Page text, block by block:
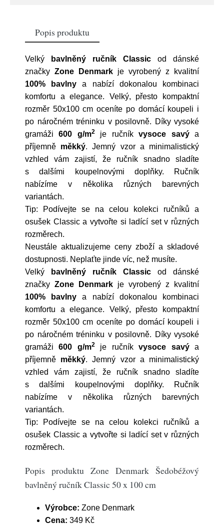
Popis produktu
Velký bavlněný ručník Classic od dánské
značky Zone Denmark je vyrobený z kvalitní
100% bavlny a nabízí dokonalou kombinaci
komfortu a elegance. Velký, přesto kompaktní
rozměr 50x100 cm oceníte po domácí koupeli i
po náročném tréninku v posilovně. Díky vysoké
gramáži600 g/m2je ručníkvysoce savýa
příjemně měkký. Jemný vzor a minimalistický
vzhled vám zajistí, že ručník snadno sladíte
s dalšími koupelnovými doplňky. Ručník
nabízíme v několika různých barevných
variantách.
Tip: Podívejte se na celou kolekci ručníků a
osušek Classic a vytvořte si ladící set v různých
rozměrech.
Neustále aktualizujeme ceny zboží a skladové
dostupnosti. Neplaťte jinde víc, než musíte.
Velký
bavlněný ručník Classic od dánské
značky Zone Denmark je vyrobený z kvalitní
100% bavlny a nabízí dokonalou kombinaci
komfortu a elegance. Velký, přesto kompaktní
rozměr 50x100 cm oceníte po domácí koupeli i
po náročném tréninku v posilovně. Díky vysoké
gramáži600 g/m2je ručníkvysoce savýa
příjemně měkký. Jemný vzor a minimalistický
vzhled vám zajistí, že ručník snadno sladíte
s dalšími koupelnovými doplňky. Ručník
nabízíme v několika různých barevných
variantách.
Tip: Podívejte se na celou kolekci ručníků a
osušek Classic a vytvořte si ladící set v různých
rozměrech.
Popis produktu Zone Denmark Šedobéžový
bavlněný ručník Classic 50 x 100 cm
Výrobce: Zone Denmark
Cena: 349 Kč